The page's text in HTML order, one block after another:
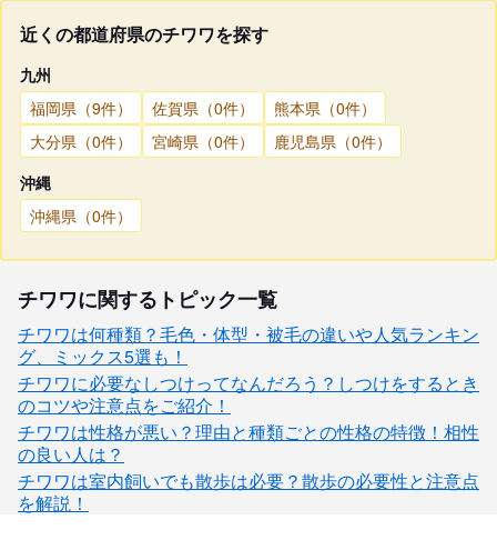
近くの都道府県のチワワを探す
九州
福岡県（9件）
佐賀県（0件）
熊本県（0件）
大分県（0件）
宮崎県（0件）
鹿児島県（0件）
沖縄
沖縄県（0件）
チワワに関するトピック一覧
チワワは何種類？毛色・体型・被毛の違いや人気ランキン
グ、ミックス5選も！
チワワに必要なしつけってなんだろう？しつけをするとき
のコツや注意点をご紹介！
チワワは性格が悪い？理由と種類ごとの性格の特徴！相性
の良い人は？
チワワは室内飼いでも散歩は必要？散歩の必要性と注意点
を解説！